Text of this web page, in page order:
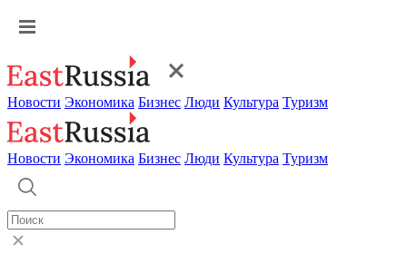
Новости Экономика Бизнес Люди Культура Туризм
Новости Экономика Бизнес Люди Культура Туризм